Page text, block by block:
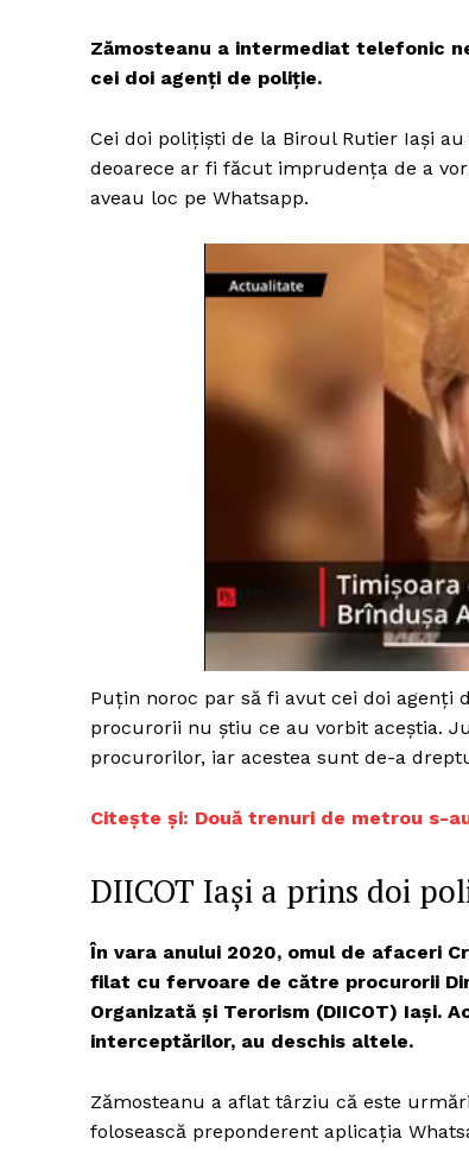
Zămosteanu a intermediat telefonic
cei doi agenţi de poliţie.
Cei doi poliţişti de la Biroul Rutier Iaşi
deoarece ar fi făcut imprudenţa de a
aveau loc pe Whatsapp.
Puţin noroc par să fi avut cei doi agenţi
procurorii nu ştiu ce au vorbit aceştia.
procurorilor, iar acestea sunt de-a
Citește și: Două trenuri de metrou s-
DIICOT Iaşi a prins doi
În vara anului 2020, omul de afaceri
filat cu fervoare de către procurorii
Organizată şi Terorism (DIICOT) Iaşi.
interceptărilor, au deschis altele.
Zămosteanu a aflat târziu că este
folosească preponderent aplicaţia